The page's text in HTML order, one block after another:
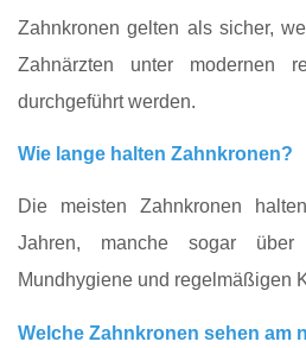
Zahnkronen gelten als sicher,
Zahnärzten unter modernen
durchgeführt werden.
Wie lange halten Zahnkronen?
Die meisten Zahnkronen
Jahren, manche sogar
Mundhygiene und regelmäßigen
Welche Zahnkronen sehen am